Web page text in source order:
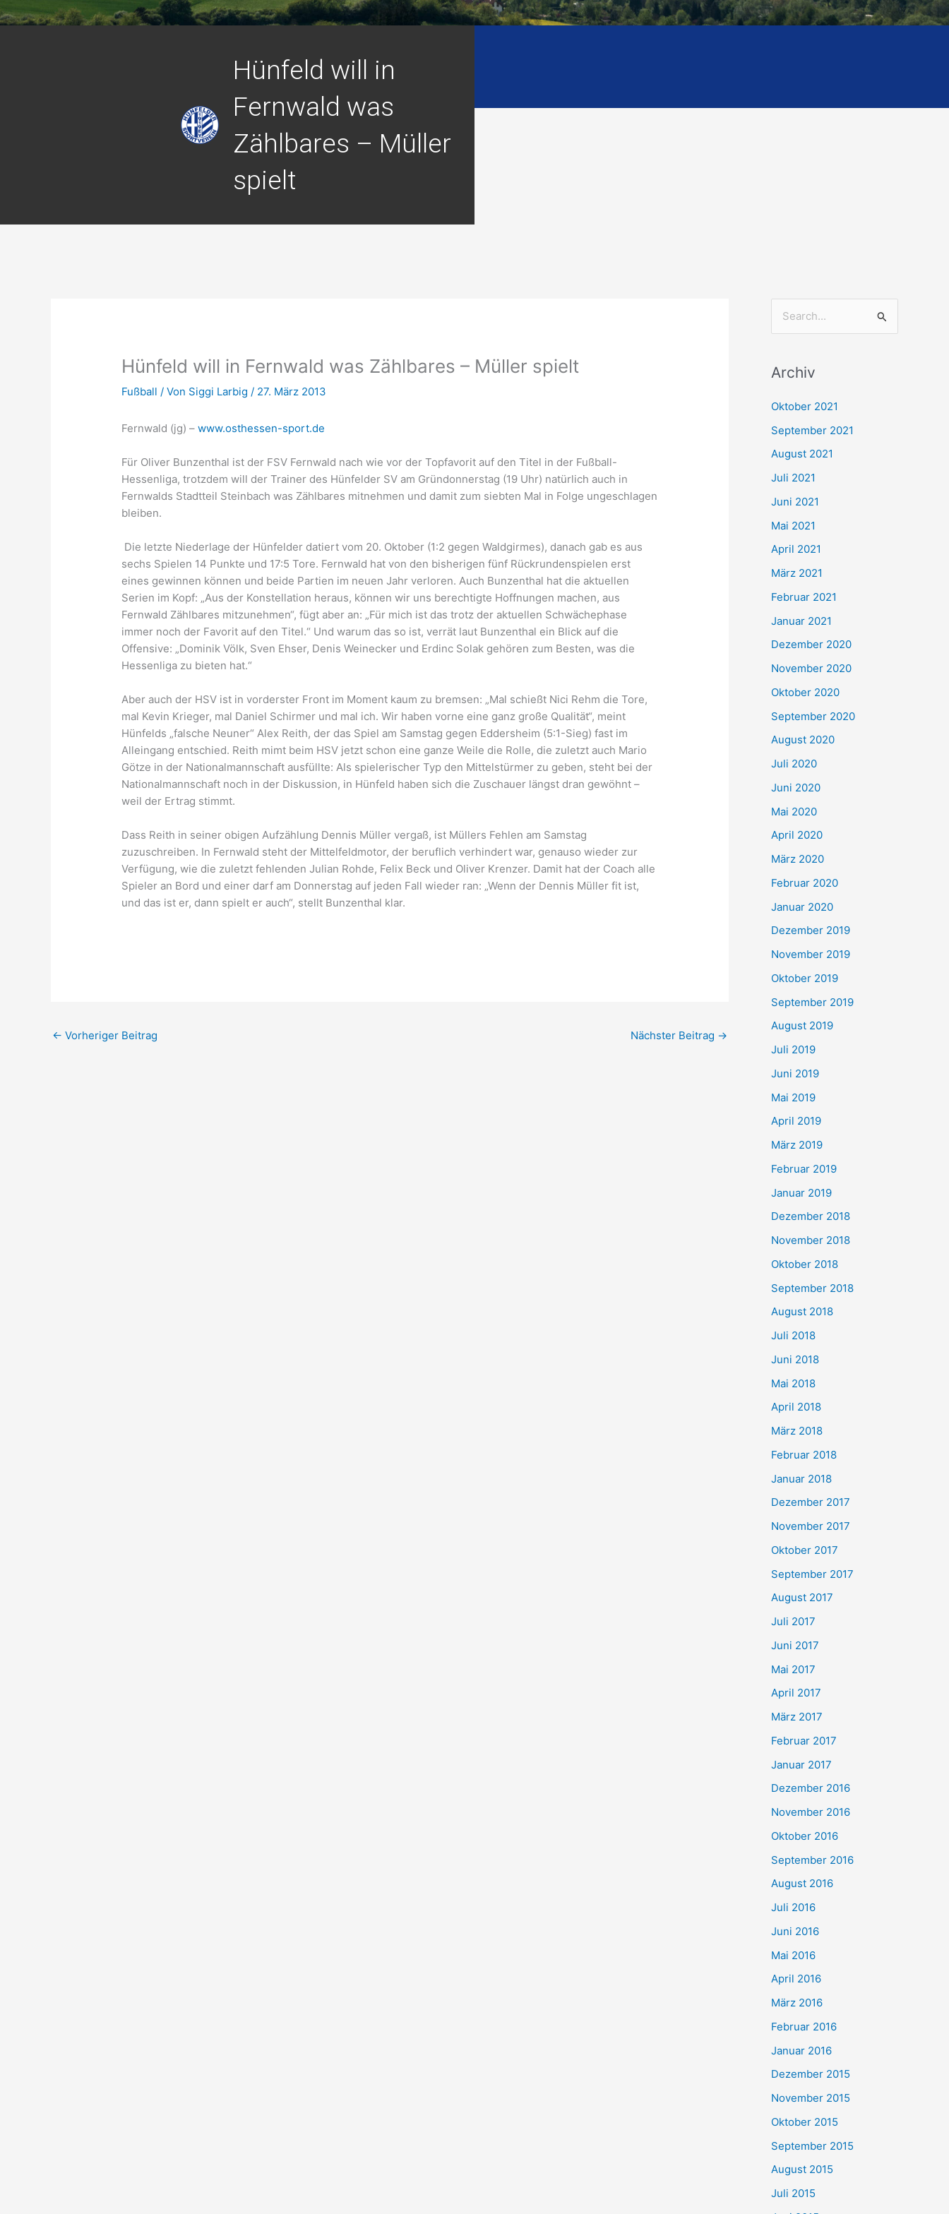
Hünfeld will in
Fernwald was
Zählbares – Müller
spielt
Hünfeld will in Fernwald was Zählbares – Müller spielt
Fußball / Von Siggi Larbig/ 27. März 2013
Fernwald (jg) –www.osthessen-sport.de
Für Oliver Bunzenthal ist der FSV Fernwald nach wie vor der Topfavorit auf den Titel in der Fußball-
Hessenliga, trotzdem will der Trainer des Hünfelder SV am Gründonnerstag (19 Uhr) natürlich auch in
Fernwalds Stadtteil Steinbach was Zählbares mitnehmen und damit zum siebten Mal in Folge ungeschlagen
bleiben.
Die letzte Niederlage der Hünfelder datiert vom 20. Oktober (1:2 gegen Waldgirmes), danach gab es aus
sechs Spielen 14 Punkte und 17:5 Tore. Fernwald hat von den bisherigen fünf Rückrundenspielen erst
eines gewinnen können und beide Partien im neuen Jahr verloren. Auch Bunzenthal hat die aktuellen
Serien im Kopf: „Aus der Konstellation heraus, können wir uns berechtigte Hoffnungen machen, aus
Fernwald Zählbares mitzunehmen“, fügt aber an: „Für mich ist das trotz der aktuellen Schwächephase
immer noch der Favorit auf den Titel.“ Und warum das so ist, verrät laut Bunzenthal ein Blick auf die
Offensive: „Dominik Völk, Sven Ehser, Denis Weinecker und Erdinc Solak gehören zum Besten, was die
Hessenliga zu bieten hat.“
Aber auch der HSV ist in vorderster Front im Moment kaum zu bremsen: „Mal schießt Nici Rehm die Tore,
mal Kevin Krieger, mal Daniel Schirmer und mal ich. Wir haben vorne eine ganz große Qualität“, meint
Hünfelds „falsche Neuner“ Alex Reith, der das Spiel am Samstag gegen Eddersheim (5:1-Sieg) fast im
Alleingang entschied. Reith mimt beim HSV jetzt schon eine ganze Weile die Rolle, die zuletzt auch Mario
Götze in der Nationalmannschaft ausfüllte: Als spielerischer Typ den Mittelstürmer zu geben, steht bei der
Nationalmannschaft noch in der Diskussion, in Hünfeld haben sich die Zuschauer längst dran gewöhnt –
weil der Ertrag stimmt.
Dass Reith in seiner obigen Aufzählung Dennis Müller vergaß, ist Müllers Fehlen am Samstag
zuzuschreiben. In Fernwald steht der Mittelfeldmotor, der beruflich verhindert war, genauso wieder zur
Verfügung, wie die zuletzt fehlenden Julian Rohde, Felix Beck und Oliver Krenzer. Damit hat der Coach alle
Spieler an Bord und einer darf am Donnerstag auf jeden Fall wieder ran: „Wenn der Dennis Müller fit ist,
und das ist er, dann spielt er auch“, stellt Bunzenthal klar.
← Vorheriger Beitrag Nächster Beitrag →
h
e
n
h
:
Archiv
Oktober 2021
September 2021
August 2021
Juli 2021
Juni 2021
Mai 2021
April 2021
März 2021
Februar 2021
Januar 2021
Dezember 2020
November 2020
Oktober 2020
September 2020
August 2020
Juli 2020
Juni 2020
Mai 2020
April 2020
März 2020
Februar 2020
Januar 2020
Dezember 2019
November 2019
Oktober 2019
September 2019
August 2019
Juli 2019
Juni 2019
Mai 2019
April 2019
März 2019
Februar 2019
Januar 2019
Dezember 2018
November 2018
Oktober 2018
September 2018
August 2018
Juli 2018
Juni 2018
Mai 2018
April 2018
März 2018
Februar 2018
Januar 2018
Dezember 2017
November 2017
Oktober 2017
September 2017
August 2017
Juli 2017
Juni 2017
Mai 2017
April 2017
März 2017
Februar 2017
Januar 2017
Dezember 2016
November 2016
Oktober 2016
September 2016
August 2016
Juli 2016
Juni 2016
Mai 2016
April 2016
März 2016
Februar 2016
Januar 2016
Dezember 2015
November 2015
Oktober 2015
September 2015
August 2015
Juli 2015